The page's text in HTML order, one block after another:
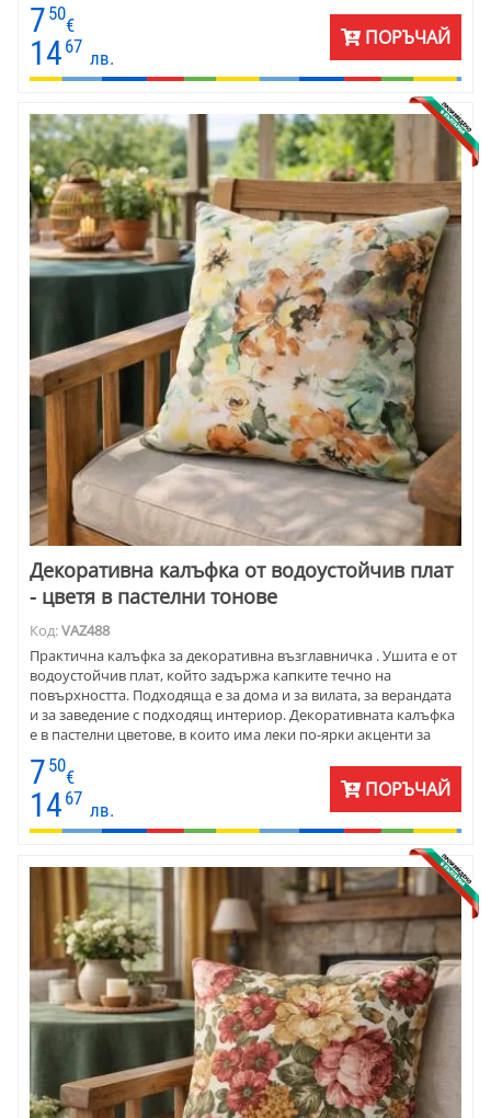
цип в долния ръб на калъфката.
7 50
€
14 67
лв.
ПОРЪЧАЙ
Декоративна калъфка от водоустойчив плат
- цветя в пастелни тонове
Код:VAZ488
Практична калъфка за декоративна възглавничка . Ушита е от
водоустойчив плат, който задържа капките течно на
повърхността. Подходяща е за дома и за вилата, за верандата
и за заведение с подходящ интериор. Декоративната калъфка
е в пастелни цветове, в които има леки по-ярки акценти за
настроение. Съчетайте с керемидена или зелена покривка и
едноцветни калъфки наоколо.
7 50
€
14 67
лв.
ПОРЪЧАЙ